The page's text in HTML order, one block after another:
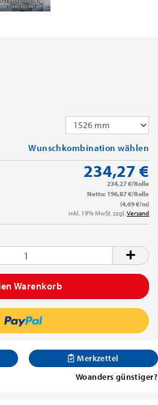
Wunschkombination wählen
234,27 €
234,27 €/Rolle
Netto: 196,87 €/Rolle
(4,69 €/m)
inkl. 19% MwSt. zzgl. Versand
Merkzettel
Woanders günstiger?